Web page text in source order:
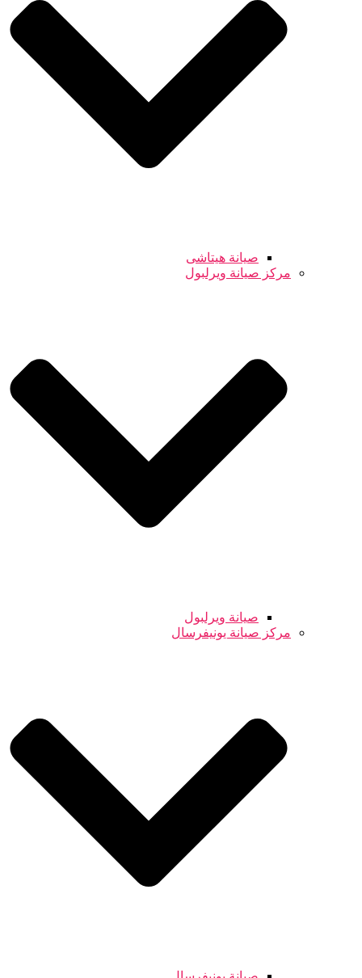
صيانة هيتاشى
مركز صيانة ويرلبول
صيانة ويرلبول
مركز صيانة يونيفرسال